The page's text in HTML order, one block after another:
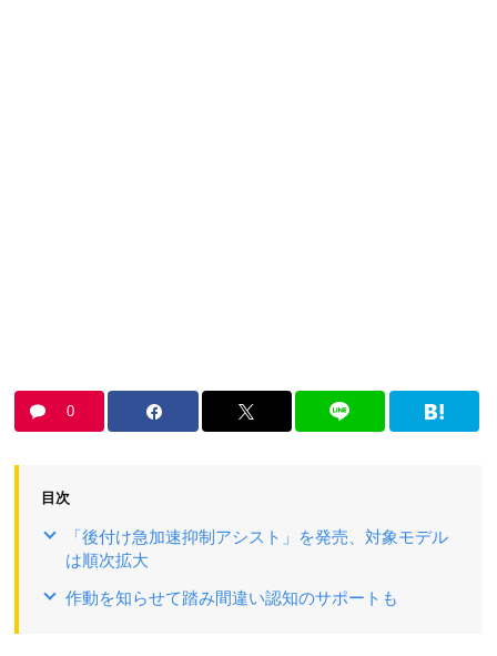
0
目次
「後付け急加速抑制アシスト」を発売、対象モデル
は順次拡大
作動を知らせて踏み間違い認知のサポートも